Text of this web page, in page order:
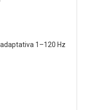
1–120 Hz